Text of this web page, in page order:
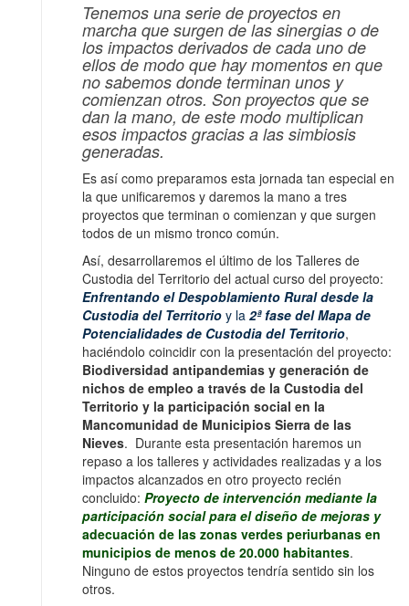
Tenemos una serie de proyectos en
marcha que surgen de las sinergias o de
los impactos derivados de cada uno de
ellos de modo que hay momentos en que
no sabemos donde terminan unos y
comienzan otros. Son proyectos que se
dan la mano, de este modo multiplican
esos impactos gracias a las simbiosis
generadas.
Es así como preparamos esta jornada tan especial en
la que unificaremos y daremos la mano a tres
proyectos que terminan o comienzan y que surgen
todos de un mismo tronco común.
Así, desarrollaremos el último de los Talleres de
Custodia del Territorio del actual curso del proyecto:
Enfrentando el Despoblamiento Rural desde la
Custodia del Territorio y la 2ª fase del Mapa de
Potencialidades de Custodia del Territorio,
haciéndolo coincidir con la presentación del proyecto:
Biodiversidad antipandemias y generación de
nichos de empleo a través de la Custodia del
Territorio y la participación social en la
Mancomunidad de Municipios Sierra de las
Nieves. Durante esta presentación haremos un
repaso a los talleres y actividades realizadas y a los
impactos alcanzados en otro proyecto recién
concluido: Proyecto de intervención mediante la
participación social para el diseño de mejoras y
adecuación de las zonas verdes periurbanas en
municipios de menos de 20.000 habitantes.
Ninguno de estos proyectos tendría sentido sin los
otros.